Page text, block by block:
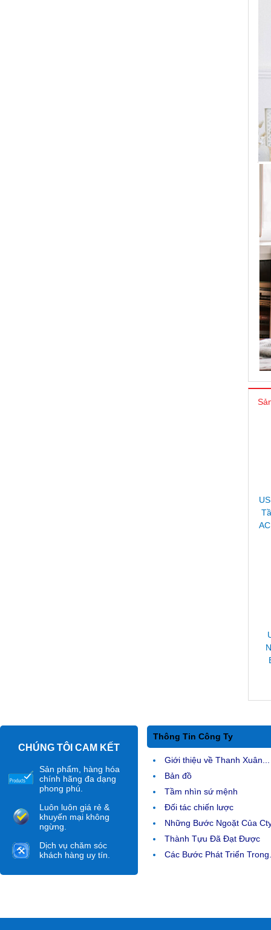
CHÚNG TÔI CAM KẾT
Sản phẩm, hàng hóa
chính hãng đa dạng
phong phú.
Luôn luôn giá rẻ &
khuyến mại không
ngừng.
Dịch vụ chăm sóc
khách hàng uy tín.
Thông Tin Công Ty
Giới thiệu về Thanh Xuân...
Bản đồ
Tầm nhìn sứ mệnh
Đối tác chiến lược
Những Bước Ngoặt Của
Thành Tựu Đã Đạt Được
Các Bước Phát Triển